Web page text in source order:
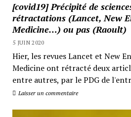
[covid19] Précipité de
rétractations (Lancet, New
Medicine…) ou pas (Raoult)
5 JUIN 2020
Hier, les revues Lancet et New
Medicine ont rétracté deux
entre autres, par le PDG de
Laisser un commentaire